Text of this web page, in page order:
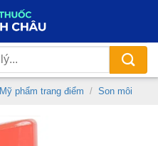
Mỹ phẩm trang điểm / Son môi